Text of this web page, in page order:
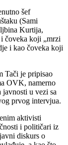
šef
(Sami
Kurtija,
i čoveka koji „mrzi
i kao čoveka koji
Tači je pripisao
OVK, namerno
javnosti u vezi sa
prvog intervjua.
aktivisti
i političari iz
diskurs o